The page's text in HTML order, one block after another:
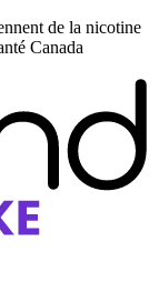
de la nicotine
Canada